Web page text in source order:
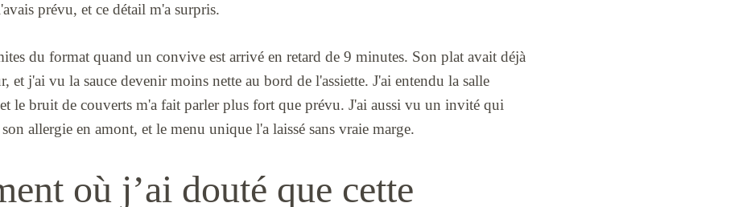
prévu, et ce détail m'a surpris.
du format quand un convive est arrivé en retard de 9 minutes. Son plat avait déjà
et j'ai vu la sauce devenir moins nette au bord de l'assiette. J'ai entendu la salle
le bruit de couverts m'a fait parler plus fort que prévu. J'ai aussi vu un invité qui
allergie en amont, et le menu unique l'a laissé sans vraie marge.
où j’ai douté que cette